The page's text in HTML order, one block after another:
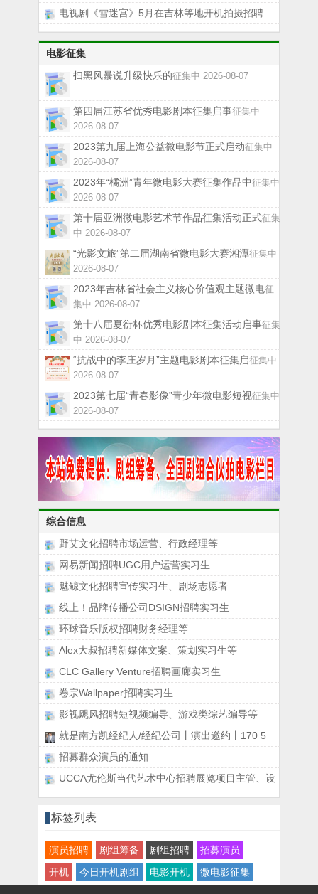
电视剧《雪迷宫》5月在吉林等地开机拍摄招聘
电影征集
扫黑风暴说升级快乐的征集中 2026-08-07
第四届江苏省优秀电影剧本征集启事征集中
2026-08-07
2023第九届上海公益微电影节正式启动征集中
2026-08-07
2023年“橘洲”青年微电影大赛征集作品中征集中
2026-08-07
第十届亚洲微电影艺术节作品征集活动正式征集
中 2026-08-07
“光影文旅”第二届湖南省微电影大赛湘潭征集中
2026-08-07
2023年吉林省社会主义核心价值观主题微电征
集中 2026-08-07
第十八届夏衍杯优秀电影剧本征集活动启事征集
中 2026-08-07
“抗战中的李庄岁月”主题电影剧本征集启征集中
2026-08-07
2023第七届“青春影像”青少年微电影短视征集中
2026-08-07
综合信息
野艾文化招聘市场运营、行政经理等
网易新闻招聘UGC用户运营实习生
魅鲸文化招聘宣传实习生、剧场志愿者
线上！品牌传播公司DSIGN招聘实习生
环球音乐版权招聘财务经理等
Alex大叔招聘新媒体文案、策划实习生等
CLC Gallery Venture招聘画廊实习生
卷宗Wallpaper招聘实习生
影视飓风招聘短视频编导、游戏类综艺编导等
就是南方凯经纪人/经纪公司丨演出邀约丨170 5
招募群众演员的通知
UCCA尤伦斯当代艺术中心招聘展览项目主管、设
标签列表
演员招聘 剧组筹备 剧组招聘
招募演员
开机
今日开机剧组 电影开机 微电影征集